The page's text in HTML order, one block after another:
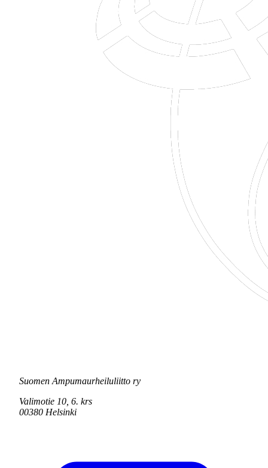
Suomen Ampumaurheiluliitto ry
Valimotie 10, 6. krs
00380 Helsinki